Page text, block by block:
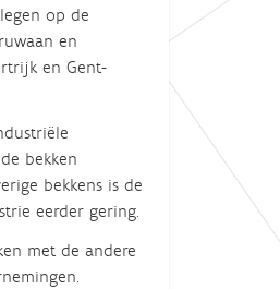
op de
en
en Gent-
bekken
bekkens is de
eerder gering.
met de andere